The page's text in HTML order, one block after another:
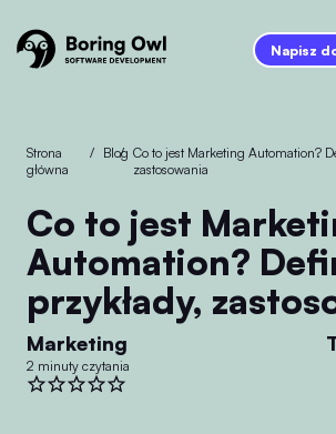
Napisz
Strona
główna
/ Blog
/ Co to jest Marketing Automation? Definicja, przykłady,
zastosowania
Co to jest Marketing
Automation?
przykłady,
Marketing
2 minuty czytania